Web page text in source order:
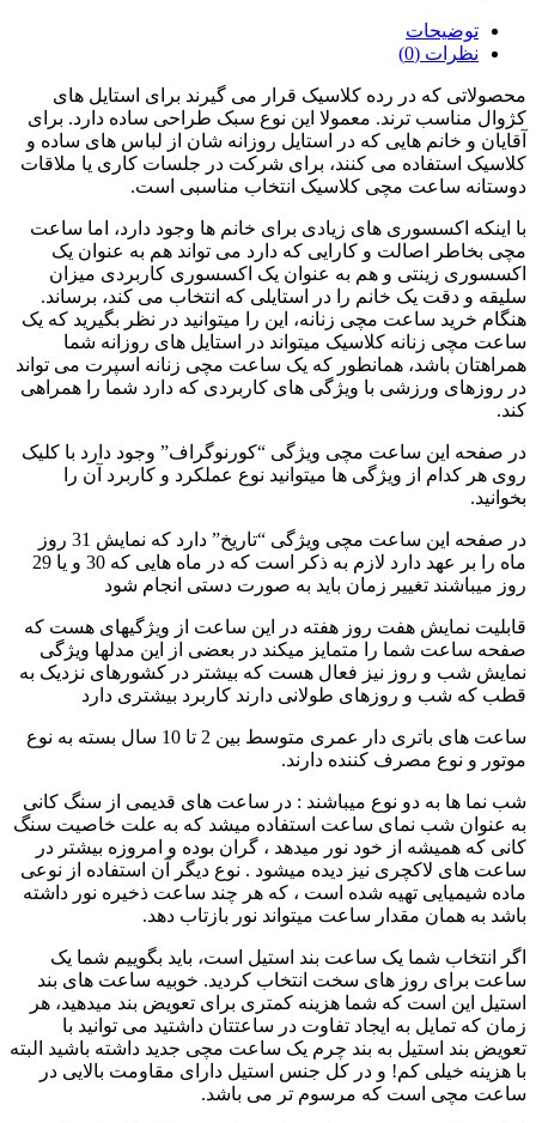
توضیحات
نظرات (0)
محصولاتی که در رده کلاسیک قرار می گیرند برای استایل های
کژوال مناسب ترند. معمولا این نوع سبک طراحی ساده دارد. برای
آقایان و خانم هایی که در استایل روزانه شان از لباس های ساده و
کلاسیک استفاده می کنند، برای شرکت در جلسات کاری یا ملاقات
دوستانه ساعت مچی کلاسیک انتخاب مناسبی است.
با اینکه اکسسوری های زیادی برای خانم ها وجود دارد، اما ساعت
مچی بخاطر اصالت و کارایی که دارد می تواند هم به عنوان یک
اکسسوری زینتی و هم به عنوان یک اکسسوری کاربردی میزان
سلیقه و دقت یک خانم را در استایلی که انتخاب می کند، برساند.
هنگام خرید ساعت مچی زنانه، این را میتوانید در نظر بگیرید که یک
ساعت مچی زنانه کلاسیک میتواند در استایل های روزانه شما
همراهتان باشد، همانطور که یک ساعت مچی زنانه اسپرت می تواند
در روزهای ورزشی با ویژگی های کاربردی که دارد شما را همراهی
کند.
در صفحه این ساعت مچی ویژگی “کورنوگراف” وجود دارد با کلیک
روی هر کدام از ویژگی ها میتوانید نوع عملکرد و کاربرد آن را
بخوانید.
در صفحه این ساعت مچی ویژگی “تاریخ” دارد که نمایش 31 روز
ماه را بر عهد دارد لازم به ذکر است که در ماه هایی که 30 و یا 29
روز میباشند تغییر زمان باید به صورت دستی انجام شود
قابلیت نمایش هفت روز هفته در این ساعت از ویژگیهای هست که
صفحه ساعت شما را متمایز میکند در بعضی از این مدلها ویژگی
نمایش شب و روز نیز فعال هست که بیشتر در کشورهای نزدیک به
قطب که شب و روزهای طولانی دارند کاربرد بیشتری دارد
ساعت های باتری دار عمری متوسط بین 2 تا 10 سال بسته به نوع
موتور و نوع مصرف کننده دارند.
شب نما ها به دو نوع میباشند : در ساعت های قدیمی از سنگ کانی
به عنوان شب نمای ساعت استفاده میشد که به علت خاصیت سنگ
کانی که همیشه از خود نور میدهد ، گران بوده و امروزه بیشتر در
ساعت های لاکچری نیز دیده میشود . نوع دیگر آن استفاده از نوعی
ماده شیمیایی تهیه شده است ، که هر چند ساعت ذخیره نور داشته
باشد به همان مقدار ساعت میتواند نور بازتاب دهد.
اگر انتخاب شما یک ساعت بند استیل است، باید بگوییم شما یک
ساعت برای روز های سخت انتخاب کردید. خوبیه ساعت های بند
استیل این است که شما هزینه کمتری برای تعویض بند میدهید، هر
زمان که تمایل به ایجاد تفاوت در ساعتتان داشتید می توانید با
تعویض بند استیل به بند چرم یک ساعت مچی جدید داشته باشید البته
با هزینه خیلی کم! و در کل جنس استیل دارای مقاومت بالایی در
ساعت مچی است که مرسوم تر می باشد.